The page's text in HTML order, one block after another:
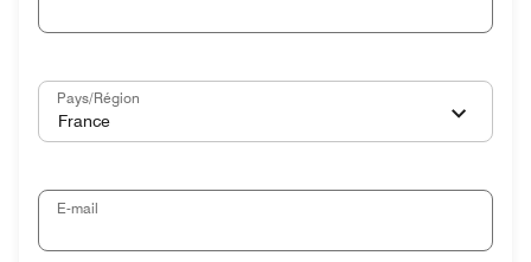
Pays/Région
France
E-mail